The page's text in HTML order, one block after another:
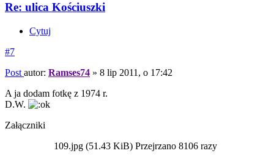
Re: ulica Kościuszki
Cytuj
#7
Post autor: Ramses74 » 8 lip 2011, o 17:42
A ja dodam fotkę z 1974 r.
D.W.
Załączniki
109.jpg (51.43 KiB) Przejrzano 8106 razy